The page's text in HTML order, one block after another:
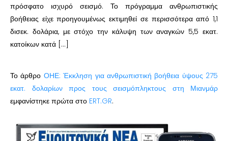
πρόσφατο ισχυρό σεισμό. Το πρόγραμμα ανθρωπιστικής
βοήθειας είχε προηγουμένως εκτιμηθεί σε περισσότερα από 1,1
δισεκ. δολάρια, με στόχο την κάλυψη των αναγκών 5,5 εκατ.
κατοίκων κατά […]
Το άρθρο ΟΗΕ: Έκκληση για ανθρωπιστική βοήθεια ύψους 275
εκατ. δολαρίων προς τους σεισμόπληκτους στη Μιανμάρ
εμφανίστηκε πρώτα στο ERT.GR.